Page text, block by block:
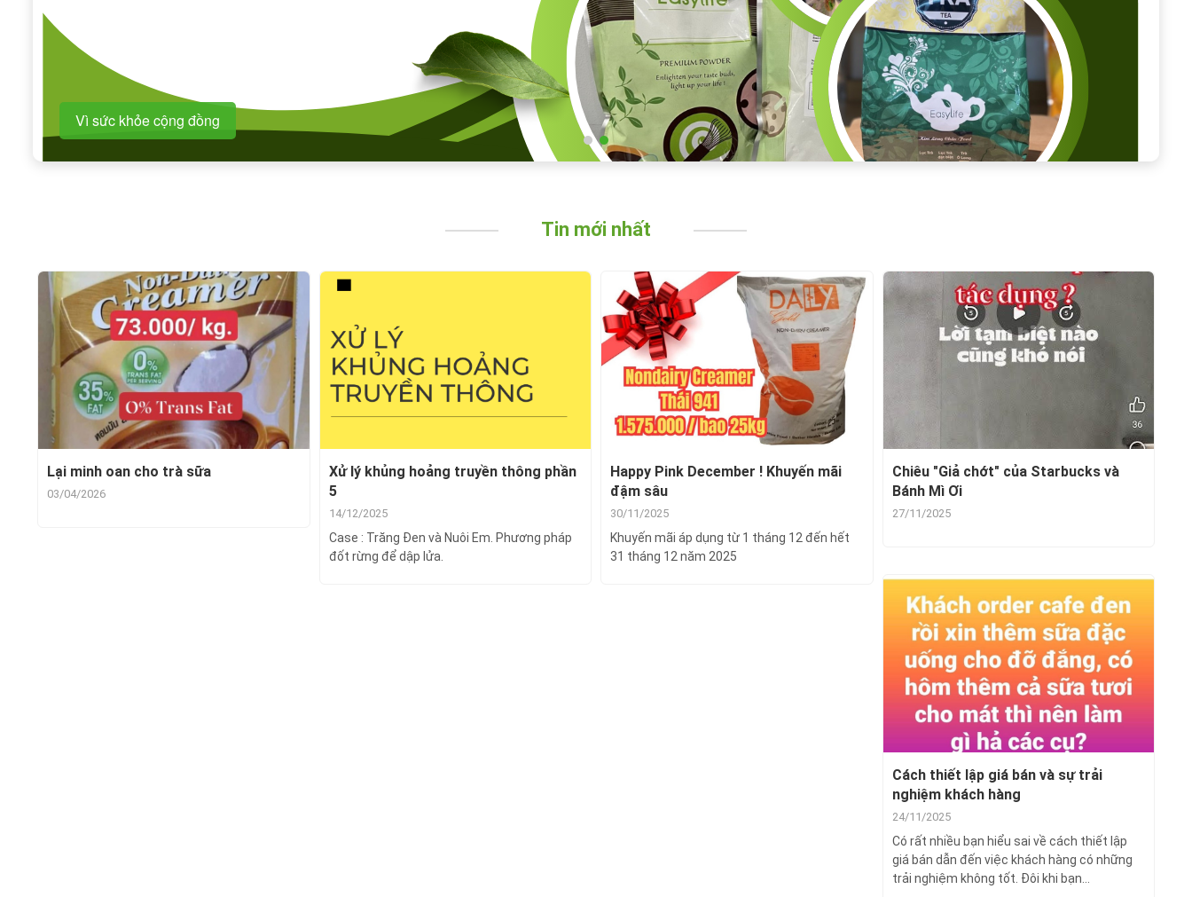
Vì sức khỏe cộng đồng
Tin mới nhất
Lại minh oan cho trà sữa
03/04/2026
Xử lý khủng hoảng truyền thông phần
5
14/12/2025
Case : Trăng Đen và Nuôi Em. Phương pháp
đốt rừng để dập lửa.
Happy Pink December ! Khuyến mãi
đậm sâu
30/11/2025
Khuyến mãi áp dụng từ 1 tháng 12 đến hết
31 tháng 12 năm 2025
Chiêu "Giả chớt" của Starbucks và
Bánh Mì Ơi
27/11/2025
Cách thiết lập giá bán và sự trải
nghiệm khách hàng
24/11/2025
Có rất nhiều bạn hiểu sai về cách thiết lập
giá bán dẫn đến việc khách hàng có những
trải nghiệm không tốt. Đôi khi bạn...